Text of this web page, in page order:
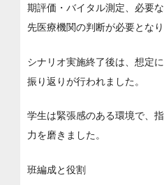
期評価・バイタル測定、必要
先医療機関の判断が必要となり
シナリオ実施終了後は、想定
振り返りが行われました。
学生は緊張感のある環境で、
力を磨きました。
班編成と役割